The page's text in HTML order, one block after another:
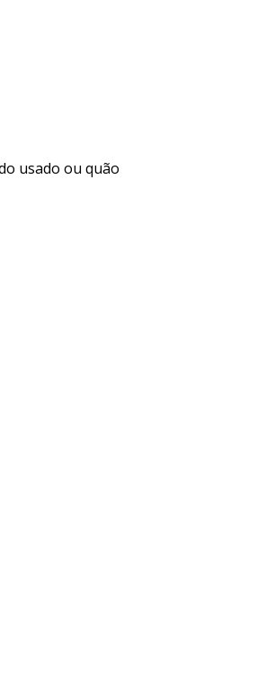
usado ou quão